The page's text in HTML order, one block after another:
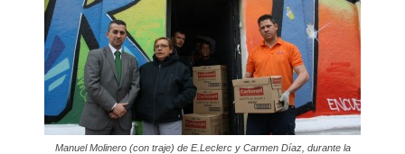
Manuel Molinero (con traje) de E.Leclerc y Carmen Díaz, durante la